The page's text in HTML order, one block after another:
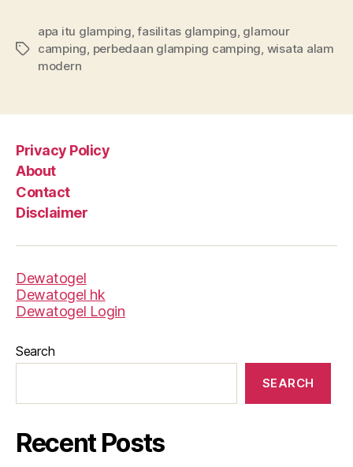
Tags
apa itu glamping,fasilitas glamping, glamour
camping, perbedaan glamping camping, wisata alam
modern
Privacy Policy
About
Contact
Disclaimer
Dewatogel
Dewatogel hk
Dewatogel Login
Search
SEARCH
Recent Posts